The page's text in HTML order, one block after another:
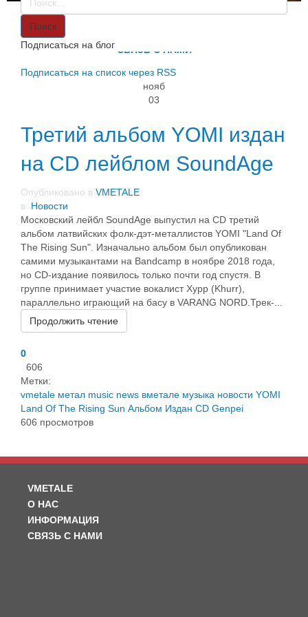
СВЯЗЬ С НАМИ
Поиск
Подписаться на блог
Подписаться на список через RSS
нояб
03
Третий альбом YOMI издан
на CD лейблом SoundAge
Опубликовано в VMETALE
в Новости
Московский лейбл SoundAge выпустил на CD третий
альбом латвийских фолк-дэт-металлистов YOMI "Land Of
The Rising Sun". Изначально альбом был опубликован
самими музыкантами на Bandcamp в ноябре 2018 года,
но CD-издание появилось только почти год спустя. В
группе принимает участие вокалист Хурр (Khurr),
параллельно играющий на басу в VARANG NORD.Трек-...
Продолжить чтение
0
606
Метки:
vmetale метал music news вметале музыка новости YOMI
Land Of The Rising Sun Альбом Издан CD Genpei
606 просмотров
VMETALE
О НАС
ИНФОРМАЦИЯ
СВЯЗЬ С НАМИ